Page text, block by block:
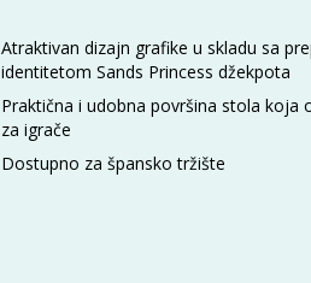
Atraktivan dizajn grafike u skladu sa
identitetom Sands Princess džekpota
Praktična i udobna površina stola
za igrače
Dostupno za špansko tržište